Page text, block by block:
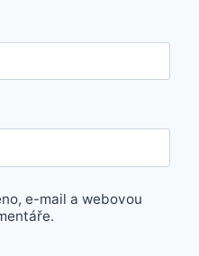
e-mail a webovou